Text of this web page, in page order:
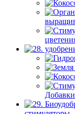
Добавки